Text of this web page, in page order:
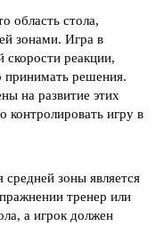
область стола,
зонами. Игра в
скорости реакции,
принимать решения.
на развитие этих
контролировать игру в
зоны является
тренер или
а игрок должен